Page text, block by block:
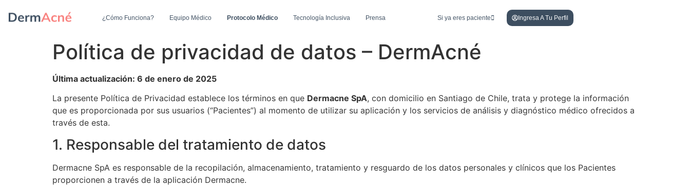
¿Cómo Funciona? Equipo Médico Protocolo Médico Tecnología Inclusiva Prensa Si ya eres paciente Ingresa A Tu Perfil
Política de privacidad de datos – DermAcné
Última actualización: 6 de enero de 2025
La presente Política de Privacidad establece los términos en que Dermacne SpA, con domicilio en Santiago de Chile, trata y protege la información
que es proporcionada por sus usuarios (“Pacientes”) al momento de utilizar su aplicación y los servicios de análisis y diagnóstico médico ofrecidos a
través de esta.
1. Responsable del tratamiento de datos
Dermacne SpA es responsable de la recopilación, almacenamiento, tratamiento y resguardo de los datos personales y clínicos que los Pacientes
proporcionen a través de la aplicación Dermacne.